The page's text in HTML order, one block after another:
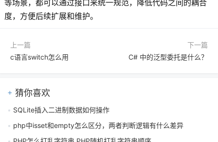
等场景，都可以通过接口来统一规范，降低代码之间的耦合
度，方便后续扩展和维护。
上一篇
c语言switch怎么用
下一篇
C# 中的泛型委托是什么？
猜你喜欢
SQLite插入二进制数据如何操作
php中isset和empty怎么区分，两者判断逻辑有什么差异